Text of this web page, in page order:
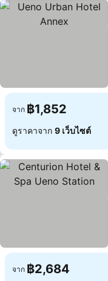
จาก ฿1,852
ดูราคาจาก 9 เว็บไซต์
จาก ฿2,684